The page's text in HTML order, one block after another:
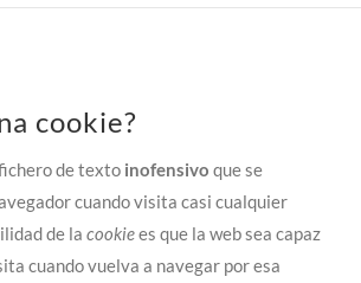
cookie?
de texto inofensivo que se
cuando visita casi cualquier
de la cookiees que la web sea capaz
cuando vuelva a navegar por esa